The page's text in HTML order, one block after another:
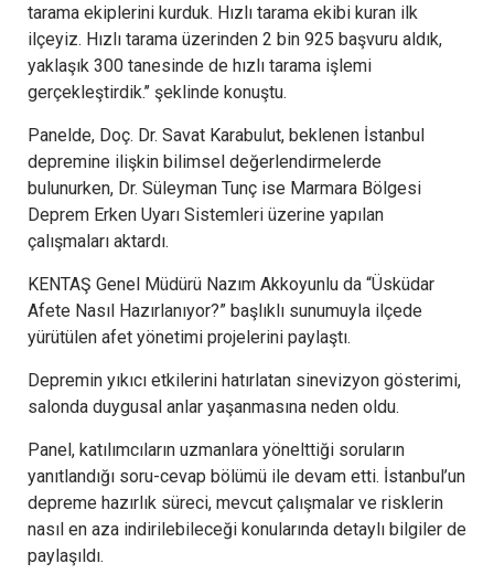
tarama ekiplerini kurduk. Hızlı tarama ekibi kuran ilk
ilçeyiz. Hızlı tarama üzerinden 2 bin 925 başvuru aldık,
yaklaşık 300 tanesinde de hızlı tarama işlemi
gerçekleştirdik.’’ şeklinde konuştu.
Panelde, Doç. Dr. Savat Karabulut, beklenen İstanbul
depremine ilişkin bilimsel değerlendirmelerde
bulunurken, Dr. Süleyman Tunç ise Marmara Bölgesi
Deprem Erken Uyarı Sistemleri üzerine yapılan
çalışmaları aktardı.
KENTAŞ Genel Müdürü Nazım Akkoyunlu da “Üsküdar
Afete Nasıl Hazırlanıyor?” başlıklı sunumuyla ilçede
yürütülen afet yönetimi projelerini paylaştı.
Depremin yıkıcı etkilerini hatırlatan sinevizyon gösterimi,
salonda duygusal anlar yaşanmasına neden oldu.
Panel, katılımcıların uzmanlara yönelttiği soruların
yanıtlandığı soru-cevap bölümü ile devam etti. İstanbul’un
depreme hazırlık süreci, mevcut çalışmalar ve risklerin
nasıl en aza indirilebileceği konularında detaylı bilgiler de
paylaşıldı.